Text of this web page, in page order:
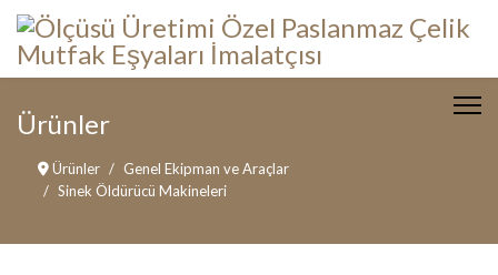
Ürünler
Ürünler
Genel Ekipman ve Araçlar
Sinek Öldürücü Makineleri